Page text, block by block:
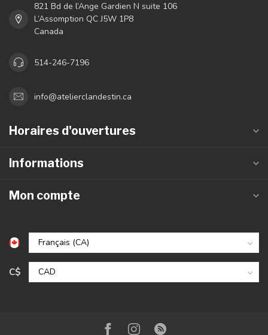
821 Bd de l’Ange Gardien N suite 106
L’Assomption QC J5W 1P8
Canada
514-246-7196
info@atelierclandestin.ca
Horaires d'ouvertures
Informations
Mon compte
C$